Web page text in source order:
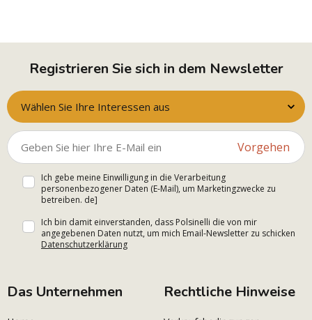
Registrieren Sie sich in dem Newsletter
Wählen Sie Ihre Interessen aus
Vorgehen
Ich gebe meine Einwilligung in die Verarbeitung
personenbezogener Daten (E-Mail), um Marketingzwecke zu
betreiben. de]
Ich bin damit einverstanden, dass Polsinelli die von mir
angegebenen Daten nutzt, um mich Email-Newsletter zu schicken
Datenschutzerklärung
Das Unternehmen Rechtliche Hinweise